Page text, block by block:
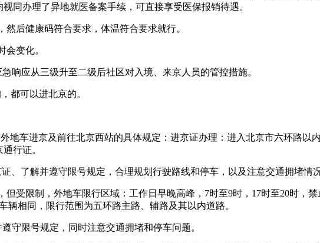
同办理了异地就医备案手续，可直接享受医保报销待遇。
后健康码符合要求，体温符合要求就行。
会变化。
响应从三级升至二级后社区对入境、来京人员的管控措施。
都可以进北京的。
地车进京及前往北京西站的具体规定：进京证办理：进入北京市六环路以
行证。
、了解并遵守限号规定，合理规划行驶路线和停车，以及注意交通拥堵情况
受限制，外地车限行区域：工作日早晚高峰，7时至9时，17时至20时，
相同，限行范围为五环路主路、辅路及其以内道路。
守限号规定，同时注意交通拥堵和停车问题。